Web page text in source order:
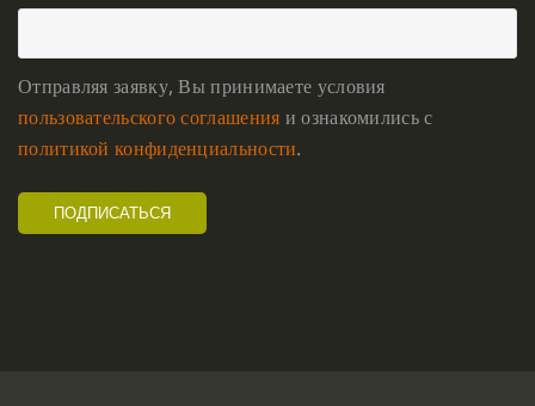
Отправляя заявку, Вы принимаете условия
пользовательского соглашения и ознакомились с
политикой конфиденциальности.